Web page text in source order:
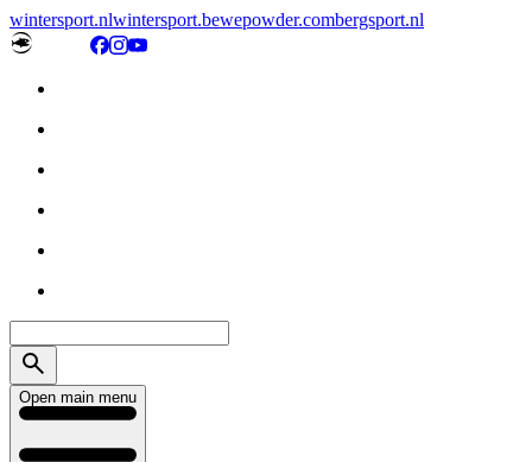
wintersport.nlwintersport.bewepowder.combergsport.nl
Open main menu